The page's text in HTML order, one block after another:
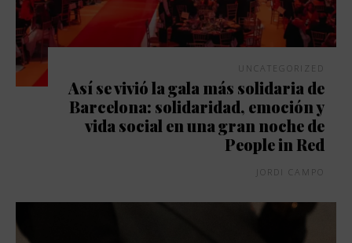
UNCATEGORIZED
Así se vivió la gala más solidaria de
Barcelona: solidaridad, emoción y
vida social en una gran noche de
People in Red
JORDI CAMPO